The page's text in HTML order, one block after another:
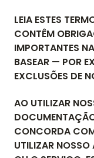
LEIA ESTES
CONTÊM
IMPORTANTES
BASEAR — POR
EXCLUSÕES DE
AO UTILIZAR
CONCORDA
UTILIZAR